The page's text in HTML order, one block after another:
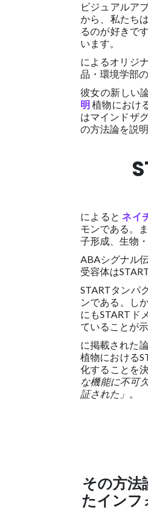
ビジュアルア
から、私たち
るのが好きで
います。
によるオリジ
品・環境学部
彼女の新しい
明 植物におけ
はマインドザ
の方法論を説明
によるとネイ
モンである。
子形成、生物
ABAシグナル
受容体は
STARTタンパ
ンである。し
にもSTARTド
ていることが
に掲載された
植物における
化することを
な機能に不可
証された」。
その方法
たインフ